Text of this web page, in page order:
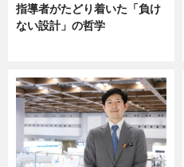
指導者がたどり着いた「負け
ない設計」の哲学